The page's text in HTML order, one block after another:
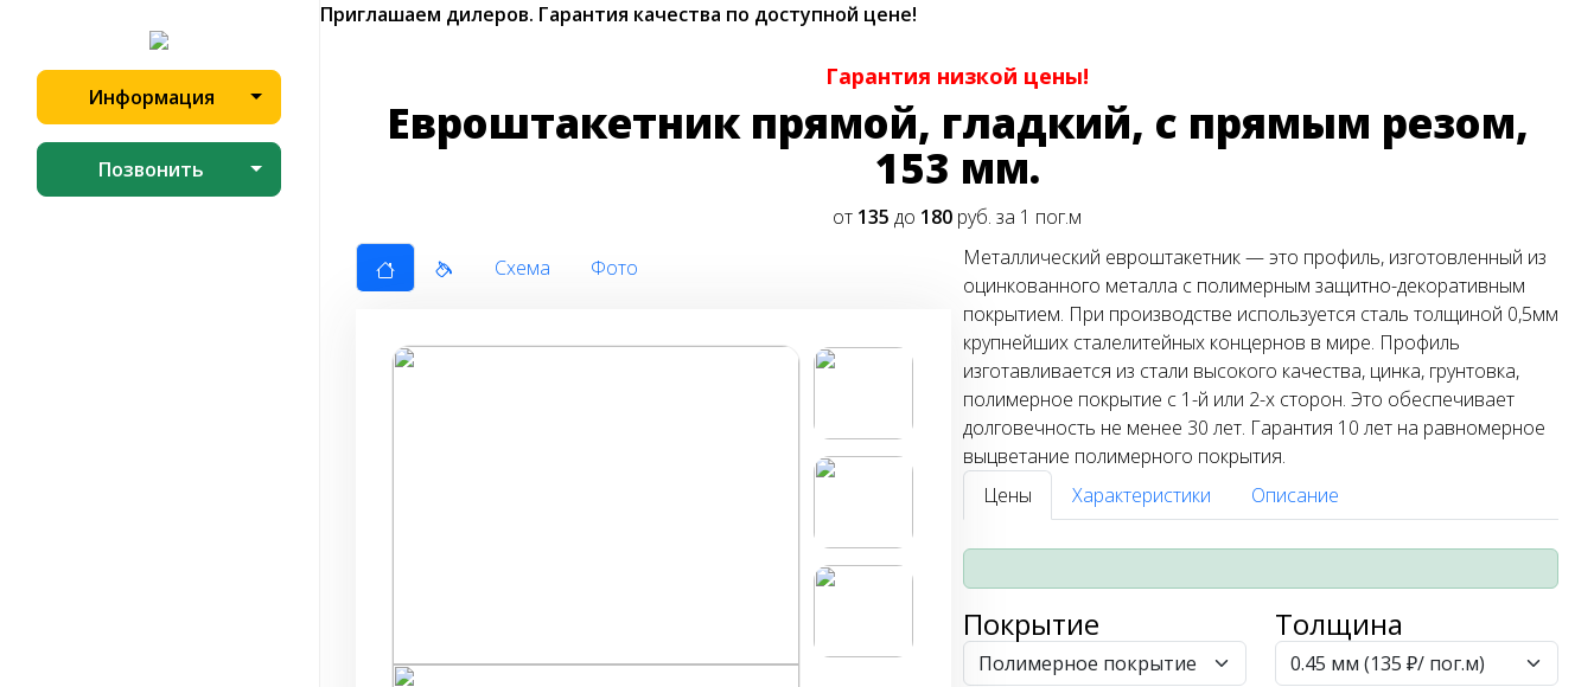
Приглашаем дилеров. Гарантия качества по доступной цене!
Информация
Позвонить
Гарантия низкой цены!
Евроштакетник прямой, гладкий, с прямым резом,
153 мм.
от 135 до 180 руб. за 1 пог.м
Схема
Фото
Металлический евроштакетник — это профиль, изготовленный из
оцинкованного металла с полимерным защитно-декоративным
покрытием. При производстве используется сталь толщиной 0,5мм
крупнейших сталелитейных концернов в мире. Профиль
изготавливается из стали высокого качества, цинка, грунтовка,
полимерное покрытие с 1-й или 2-х сторон. Это обеспечивает
долговечность не менее 30 лет. Гарантия 10 лет на равномерное
выцветание полимерного покрытия.
Цены
Характеристики Описание
Покрытие Толщина